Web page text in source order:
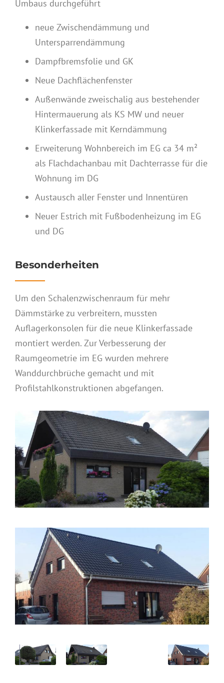
Umbaus durchgeführt
neue Zwischendämmung und
Untersparrendämmung
Dampfbremsfolie und GK
Neue Dachflächenfenster
Außenwände zweischalig aus bestehender
Hintermauerung als KS MW und neuer
Klinkerfassade mit Kerndämmung
Erweiterung Wohnbereich im EG ca 34 m²
als Flachdachanbau mit Dachterrasse für die
Wohnung im DG
Austausch aller Fenster und Innentüren
Neuer Estrich mit Fußbodenheizung im EG
und DG
Besonderheiten
Um den Schalenzwischenraum für mehr
Dämmstärke zu verbreitern, mussten
Auflagerkonsolen für die neue Klinkerfassade
montiert werden. Zur Verbesserung der
Raumgeometrie im EG wurden mehrere
Wanddurchbrüche gemacht und mit
Profilstahlkonstruktionen abgefangen.